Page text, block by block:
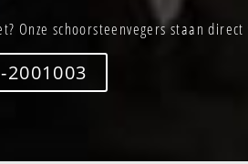
Onze schoorsteenvegers staan
2001003